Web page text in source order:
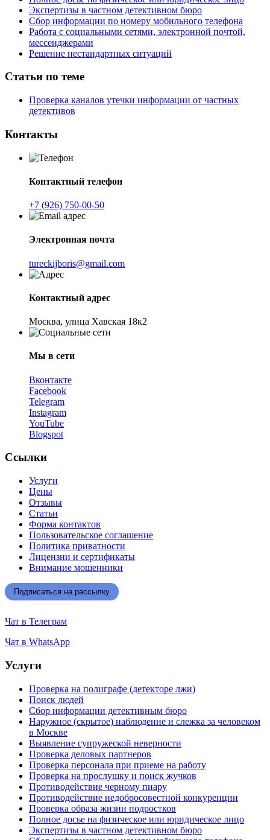
Экспертизы в частном детективном бюро
Сбор информации по номеру мобильного телефона
Работа с социальными сетями, электронной почтой,
мессенджерами
Решение нестандартных ситуаций
Статьи по теме
Проверка каналов утечки информации от частных
детективов
Контакты
Контактный телефон
+7 (926) 750-00-50
Электронная почта
tureckijboris@gmail.com
Контактный адрес
Москва, улица Хавская 18к2
Мы в сети
Вконтакте
Facebook
Telegram
Instagram
YouTube
Blogspot
Ссылки
Услуги
Цены
Отзывы
Статьи
Форма контактов
Пользовательское соглашение
Политика приватности
Лицензии и сертификаты
Внимание мошенники
Подписаться на рассылку
Чат в Телеграм
Чат в WhatsApp
Услуги
Проверка на полиграфе (детекторе лжи)
Поиск людей
Сбор информации детективным бюро
Наружное (скрытое) наблюдение и слежка за человеком
в Москве
Выявление супружеской неверности
Проверка деловых партнеров
Проверка персонала при приеме на работу
Проверка на прослушку и поиск жучков
Противодействие черному пиару
Противодействие недобросовестной конкуренции
Проверка образа жизни подростков
Полное досье на физическое или юридическое лицо
Экспертизы в частном детективном бюро